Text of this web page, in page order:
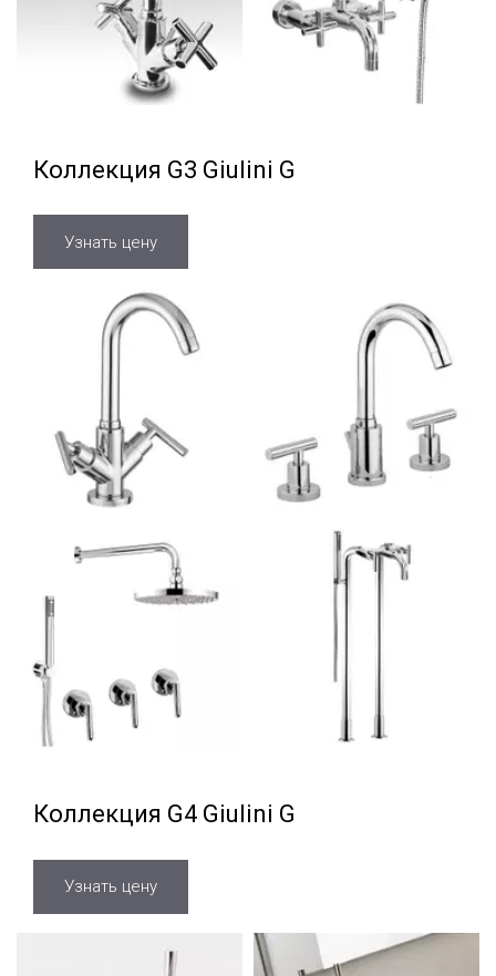
Коллекция G3 Giulini G
Узнать цену
Коллекция G4 Giulini G
Узнать цену